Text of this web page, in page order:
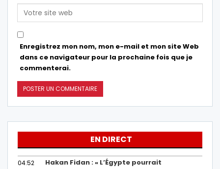
Enregistrez mon nom, mon e-mail et mon site Web
dans ce navigateur pour la prochaine fois que je
commenterai.
EN DIRECT
04:52
Hakan Fidan : « L’Égypte pourrait